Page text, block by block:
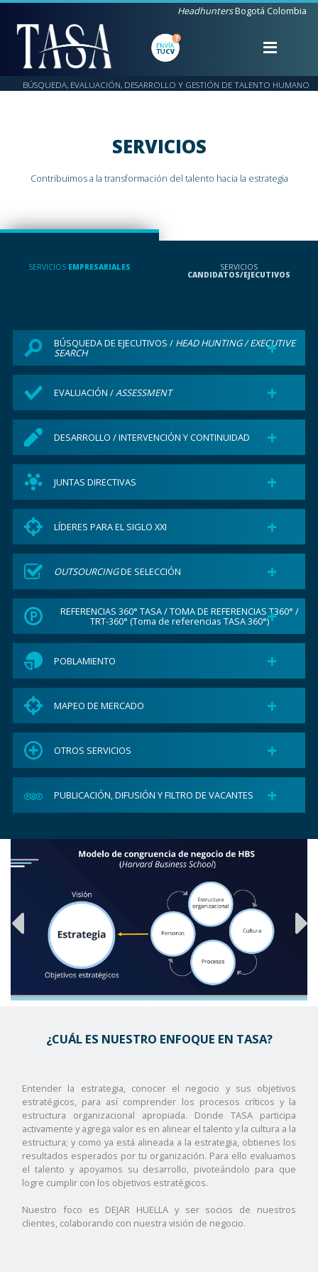
HeadhuntersBogotá Colombia
BÚSQUEDA, EVALUACIÓN, DESARROLLO Y GESTIÓN DE TALENTO HUMANO
SERVICIOS
Contribuimos a la transformación del talento hacia la estrategia
SERVICIOS EMPRESARIALES SERVICIOS
CANDIDATOS/EJECUTIVOS
BÚSQUEDA DE EJECUTIVOS / HEAD HUNTING / EXECUTIVE
SEARCH +
EVALUACIÓN /ASSESSMENT +
DESARROLLO / INTERVENCIÓN Y CONTINUIDAD +
JUNTAS DIRECTIVAS +
LÍDERES PARA EL SIGLO XXI +
OUTSOURCINGDE SELECCIÓN +
REFERENCIAS 360° TASA / TOMA DE REFERENCIAS T360° /
TRT-360° (Toma de referencias TASA 360°)+
POBLAMIENTO +
MAPEO DE MERCADO +
OTROS SERVICIOS +
PUBLICACIÓN, DIFUSIÓN Y FILTRO DE VACANTES +
¿CUÁL ES NUESTRO ENFOQUE EN TASA?
Entender la estrategia, conocer el negocio y sus objetivos
estratégicos, para así comprender los procesos críticos y la
estructura organizacional apropiada. Donde TASA participa
activamente y agrega valor es en alinear el talento y la cultura a la
estructura; y como ya está alineada a la estrategia, obtienes los
resultados esperados por tu organización. Para ello evaluamos
el talento y apoyamos su desarrollo, pivoteándolo para que
logre cumplir con los objetivos estratégicos.
Nuestro foco es DEJAR HUELLA y ser socios de nuestros
clientes, colaborando con nuestra visión de negocio.